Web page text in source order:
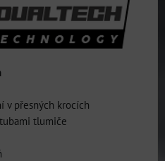
v přesných krocích
tlumiče